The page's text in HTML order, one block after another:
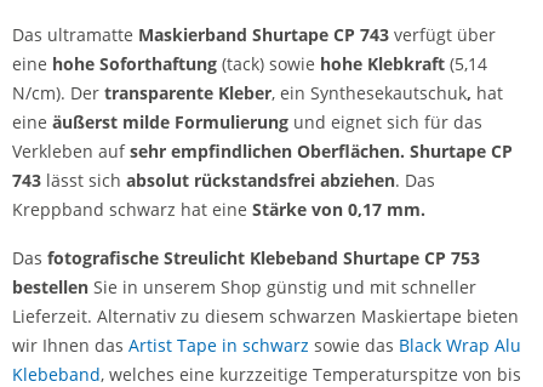
Das ultramatte Maskierband Shurtape CP 743 verfügt über
eine hohe Soforthaftung (tack) sowie hohe Klebkraft (5,14
N/cm). Der transparente Kleber, ein Synthesekautschuk, hat
eine äußerst milde Formulierung und eignet sich für das
Verkleben aufsehr empfindlichen Oberflächen. Shurtape CP
743 lässt sich absolut rückstandsfrei abziehen. Das
Kreppband schwarz hat eine Stärke von 0,17 mm.
Das fotografische Streulicht Klebeband Shurtape CP 753
bestellen Sie in unserem Shop günstig und mit schneller
Lieferzeit. Alternativ zu diesem schwarzen Maskiertape bieten
wir Ihnen das Artist Tape in schwarz sowie das Black Wrap Alu
Klebeband, welches eine kurzzeitige Temperaturspitze von bis